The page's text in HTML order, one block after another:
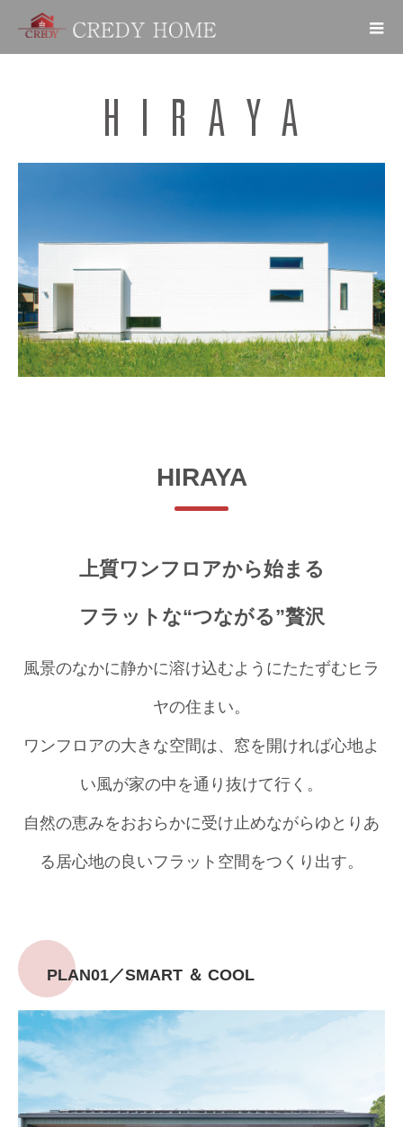
HIRAYA
上質ワンフロアから始まる
フラットな“つながる”贅沢
風景のなかに静かに溶け込むようにたたずむヒラ
ヤの住まい。
ワンフロアの大きな空間は、窓を開ければ心地よ
い風が家の中を通り抜けて行く。
自然の恵みをおおらかに受け止めながらゆとりあ
る居心地の良いフラット空間をつくり出す。
PLAN01／SMART ＆ COOL